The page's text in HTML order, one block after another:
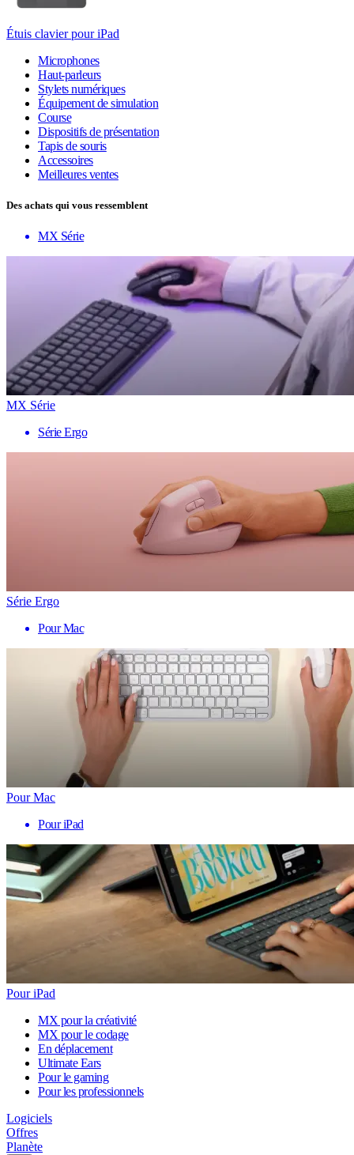
Étuis clavier pour iPad
Microphones
Haut-parleurs
Stylets numériques
Équipement de simulation
Course
Dispositifs de présentation
Tapis de souris
Accessoires
Meilleures ventes
Des achats qui vous ressemblent
MX Série
MX Série
Série Ergo
Série Ergo
Pour Mac
Pour Mac
Pour iPad
Pour iPad
MX pour la créativité
MX pour le codage
En déplacement
Ultimate Ears
Pour le gaming
Pour les professionnels
Logiciels
Offres
Planète